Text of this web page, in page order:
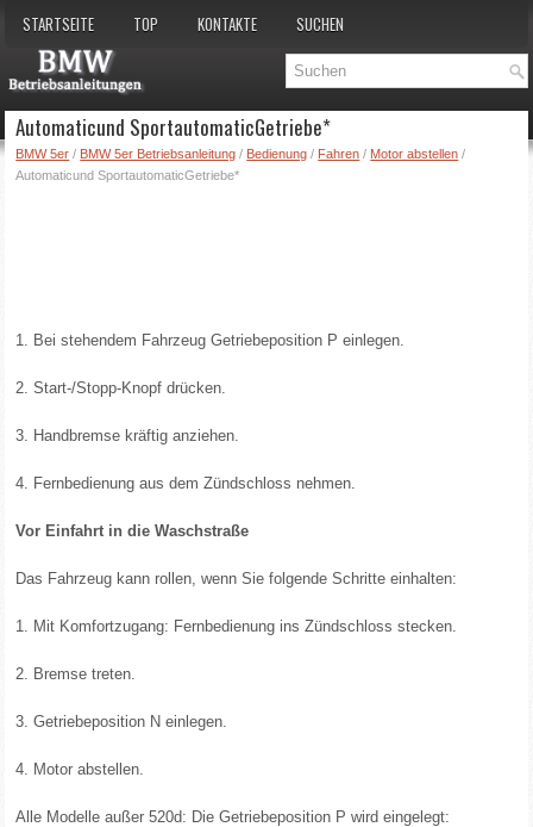
STARTSEITE TOP KONTAKTE SUCHEN
Automaticund SportautomaticGetriebe*
BMW 5er / BMW 5er Betriebsanleitung / Bedienung / Fahren / Motor abstellen /
Automaticund SportautomaticGetriebe*
1. Bei stehendem Fahrzeug Getriebeposition P einlegen.
2. Start-/Stopp-Knopf drücken.
3. Handbremse kräftig anziehen.
4. Fernbedienung aus dem Zündschloss nehmen.
Vor Einfahrt in die Waschstraße
Das Fahrzeug kann rollen, wenn Sie folgende Schritte einhalten:
1. Mit Komfortzugang: Fernbedienung ins Zündschloss stecken.
2. Bremse treten.
3. Getriebeposition N einlegen.
4. Motor abstellen.
Alle Modelle außer 520d: Die Getriebeposition P wird eingelegt: